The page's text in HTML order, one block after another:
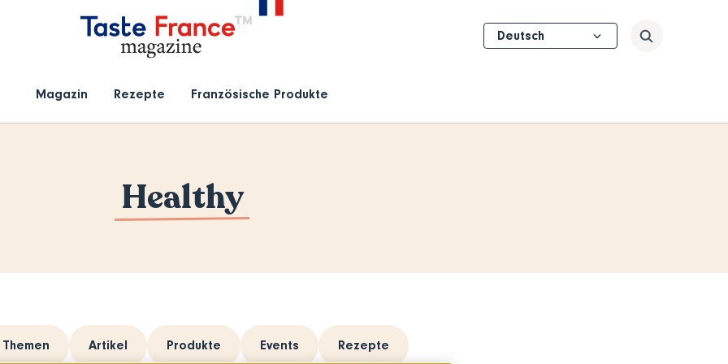
Magazin Rezepte Französische Produkte
Select
your
Suchen
Healthy
Artikel Produkte Events Rezepte